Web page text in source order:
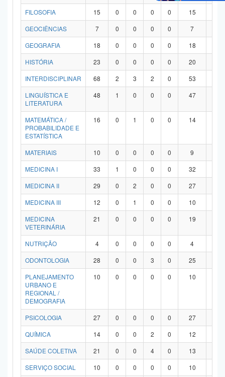
FILOSOFIA
15 0 0 0 0 15
GEOCIÊNCIAS
7 0 0 0 0 7
GEOGRAFIA
18 0 0 0 0 18
HISTÓRIA
23 0 0 0 0 20
INTERDISCIPLINAR
68 2 3 2 0 53
LINGUÍSTICA E
LITERATURA
48 1 0 0 0 47
MATEMÁTICA /
PROBABILIDADE E
ESTATÍSTICA
16 0 1 0 0 14
MATERIAIS 10 0 0 0 0 9
MEDICINA I
33 1 0 0 0 32
MEDICINA II
29 0 2 0 0 27
MEDICINA III
12 0 1 0 0 10
MEDICINA
VETERINÁRIA
21 0 0 0 0 19
NUTRIÇÃO 4 0 0 0 0 4
ODONTOLOGIA
28 0 0 3 0 25
PLANEJAMENTO
URBANO E
REGIONAL /
DEMOGRAFIA
10 0 0 0 0 10
PSICOLOGIA 27 0 0 0 0 27
QUÍMICA
14 0 0 2 0 12
SAÚDE COLETIVA
21 0 0 4 0 13
SERVIÇO SOCIAL
10 0 0 0 0 10